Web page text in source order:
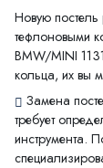
Новую
тефлоновыми
BMW/MINI
кольца, их вы
Замена
требует
инструмента.